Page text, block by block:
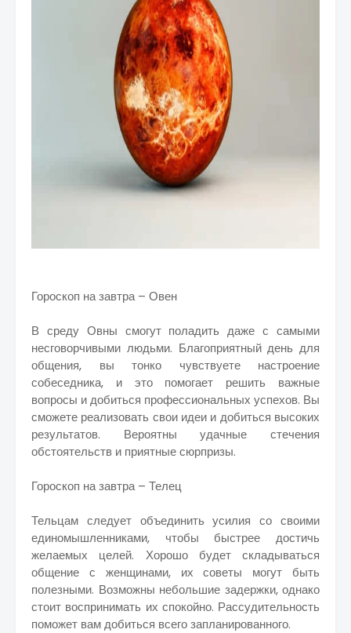
Гороскоп на завтра – Овен
В среду Овны смогут поладить даже с самыми
несговорчивыми людьми. Благоприятный день для
общения, вы тонко чувствуете настроение
собеседника, и это помогает решить важные
вопросы и добиться профессиональных успехов. Вы
сможете реализовать свои идеи и добиться высоких
результатов. Вероятны удачные стечения
обстоятельств и приятные сюрпризы.
Гороскоп на завтра – Телец
Тельцам следует объединить усилия со своими
единомышленниками, чтобы быстрее достичь
желаемых целей. Хорошо будет складываться
общение с женщинами, их советы могут быть
полезными. Возможны небольшие задержки, однако
стоит воспринимать их спокойно. Рассудительность
поможет вам добиться всего запланированного.